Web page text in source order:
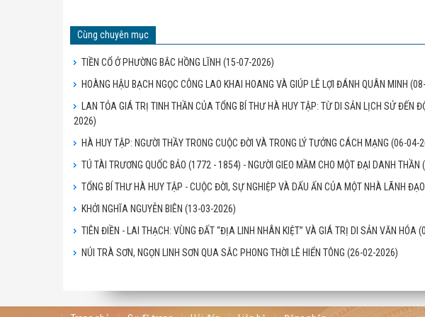
Cùng chuyên mục
TIỀN CỔ Ở PHƯỜNG BẮC HỒNG LĨNH (15-07-2026)
HOÀNG HẬU BẠCH NGỌC CÔNG LAO KHAI HOANG VÀ GIÚP LÊ LỢI ĐÁNH QUÂN MINH
LAN TỎA GIÁ TRỊ TINH THẦN CỦA TỔNG BÍ THƯ HÀ HUY TẬP: TỪ DI SẢN LỊCH SỬ ĐẾN
2026)
HÀ HUY TẬP: NGƯỜI THẦY TRONG CUỘC ĐỜI VÀ TRONG LÝ TƯỞNG CÁCH MẠNG (06-04-
TÚ TÀI TRƯƠNG QUỐC BẢO (1772 - 1854) - NGƯỜI GIEO MẦM CHO MỘT ĐẠI DANH THẦN
TỔNG BÍ THƯ HÀ HUY TẬP - CUỘC ĐỜI, SỰ NGHIỆP VÀ DẤU ẤN CỦA MỘT NHÀ LÃNH
KHỞI NGHĨA NGUYỄN BIÊN (13-03-2026)
TIÊN ĐIỀN - LAI THẠCH: VÙNG ĐẤT “ĐỊA LINH NHÂN KIỆT” VÀ GIÁ TRỊ DI SẢN VĂN HÓA
NÚI TRÀ SƠN, NGỌN LINH SƠN QUA SẮC PHONG THỜI LÊ HIỂN TÔNG (26-02-2026)